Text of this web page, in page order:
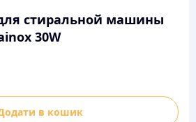
стиральной машины
30W
в кошик